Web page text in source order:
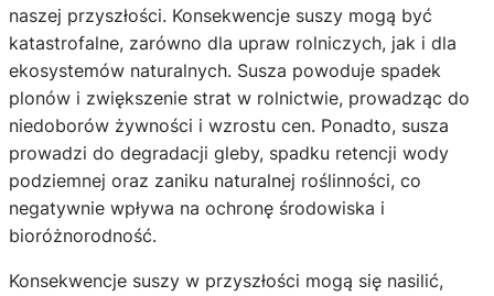
naszej przyszłości. Konsekwencje suszy mogą być
katastrofalne, zarówno dla upraw rolniczych, jak i dla
ekosystemów naturalnych. Susza powoduje spadek
plonów i zwiększenie strat w rolnictwie, prowadząc do
niedoborów żywności i wzrostu cen. Ponadto, susza
prowadzi do degradacji gleby, spadku retencji wody
podziemnej oraz zaniku naturalnej roślinności, co
negatywnie wpływa na ochronę środowiska i
bioróżnorodność.
Konsekwencje suszy w przyszłości mogą się nasilić,